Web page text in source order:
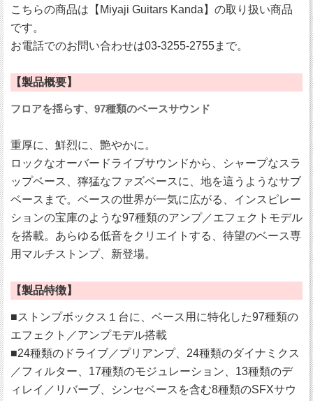
こちらの商品は【Miyaji Guitars Kanda】の取り扱い商品
です。
お電話でのお問い合わせは03-3255-2755まで。
【製品概要】
フロアを揺らす、97種類のベースサウンド
重厚に、鮮烈に、艶やかに。
ロックなオーバードライブサウンドから、シャープなスラ
ップベース、獰猛なファズベースに、地を這うようなサブ
ベースまで。ベースの世界が一気に広がる、インスピレー
ションの宝庫のような97種類のアンプ／エフェクトモデル
を搭載。あらゆる低音をクリエイトする、待望のベース専
用マルチストンプ、新登場。
【製品特徴】
■ストンプボックス１台に、ベース用に特化した97種類の
エフェクト／アンプモデル搭載
■24種類のドライブ／プリアンプ、24種類のダイナミクス
／フィルター、17種類のモジュレーション、13種類のデ
ィレイ／リバーブ、シンセベースを含む8種類のSFXサウ